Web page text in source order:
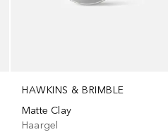
HAWKINS & BRIMBLE
Matte Clay
Haargel